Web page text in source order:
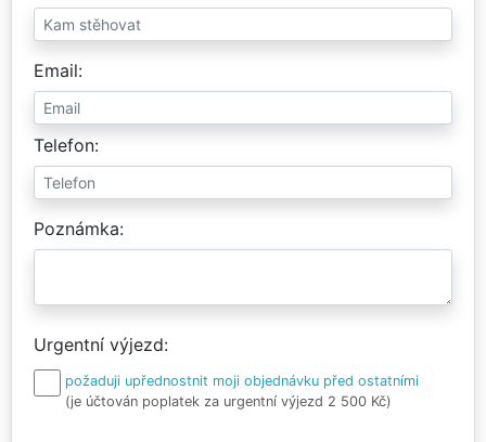
Email
Telefon
Poznámka
Urgentní výjezd
požaduji upřednostnit moji objednávku před ostatními
(je účtován poplatek za urgentní výjezd 2 500 Kč)